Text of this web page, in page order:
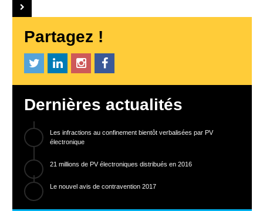
Partagez !
Dernières actualités
Les infractions au confinement bientôt verbalisées par PV
électronique
21 millions de PV électroniques distribués en 2016
Le nouvel avis de contravention 2017